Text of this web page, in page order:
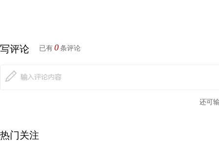
写评论 已有 0 条评论
还可
热门关注